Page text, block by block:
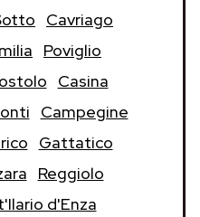
Cavriago
Poviglio
Casina
Campegine
Gattatico
Reggiolo
d'Enza